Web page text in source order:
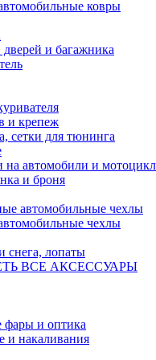
ковры
и багажника
и крепеж
сетки для тюнинга
на автомобили и
и броня
автомобильные чехлы
чехлы
снега, лопаты
ВСЕ АКСЕССУАРЫ
и оптика
и накаливания